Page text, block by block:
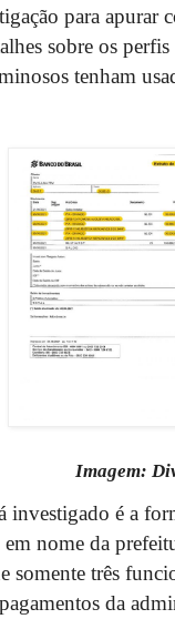
para apurar
sobre os
tenham
investigado é a
nome da
três
da